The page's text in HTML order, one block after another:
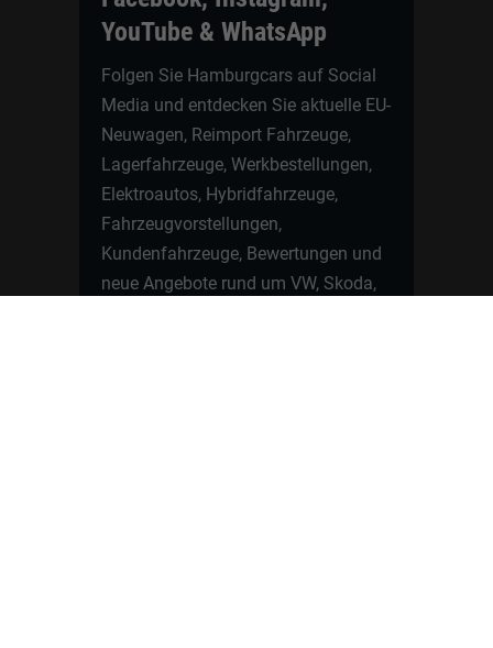
YouTube & WhatsApp
Folgen Sie Hamburgcars auf Social
Media und entdecken Sie aktuelle EU-
Neuwagen, Reimport Fahrzeuge,
Lagerfahrzeuge, Werkbestellungen,
Elektroautos, Hybridfahrzeuge,
Fahrzeugvorstellungen,
Kundenfahrzeuge, Bewertungen und
neue Angebote rund um VW, Skoda,